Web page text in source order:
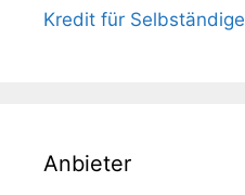
Kredit für Selbständige
Anbieter